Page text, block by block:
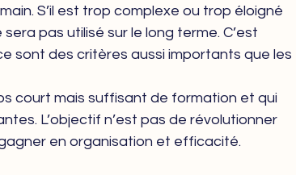
S’il est trop complexe ou trop éloigné
pas utilisé sur le long terme. C’est
sont des critères aussi importants que les
court mais suffisant de formation et qui
L’objectif n’est pas de révolutionner
en organisation et efficacité.